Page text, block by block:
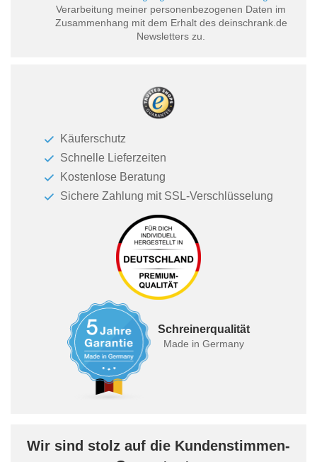
Verarbeitung meiner personenbezogenen Daten im
Zusammenhang mit dem Erhalt des deinschrank.de
Newsletters zu.
Käuferschutz
Schnelle Lieferzeiten
Kostenlose Beratung
Sichere Zahlung mit SSL-Verschlüsselung
Schreinerqualität
Made in Germany
Wir sind stolz auf die Kundenstimmen-